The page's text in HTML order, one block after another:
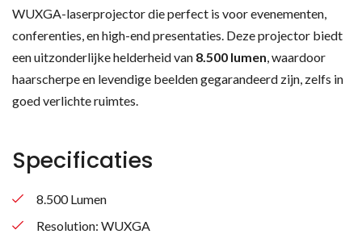
WUXGA-laserprojector die perfect is voor evenementen,
conferenties, en high-end presentaties. Deze projector biedt
een uitzonderlijke helderheid van 8.500 lumen , waardoor
haarscherpe en levendige beelden gegarandeerd zijn, zelfs in
goed verlichte ruimtes.
Specificaties
8.500 Lumen
Resolution: WUXGA